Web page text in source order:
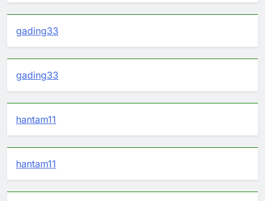
gading33
gading33
hantam11
hantam11